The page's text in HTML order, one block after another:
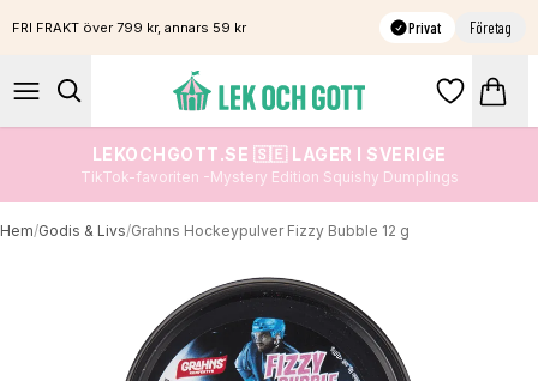
FRI FRAKT över 799 kr, annars 59 kr Privat Företag
LEKOCHGOTT.SE 🇸🇪 LAGER I SVERIGE
TikTok-favoriten -Mystery Edition Squishy Dumplings
Hem/Godis & Livs/Grahns Hockeypulver Fizzy Bubble 12 g